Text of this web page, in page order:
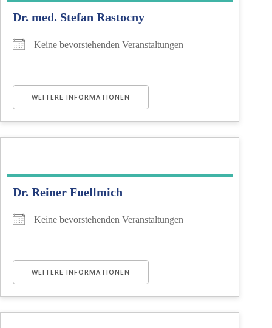
Dr. med. Stefan Rastocny
Keine bevorstehenden Veranstaltungen
WEITERE INFORMATIONEN
Dr. Reiner Fuellmich
Keine bevorstehenden Veranstaltungen
WEITERE INFORMATIONEN